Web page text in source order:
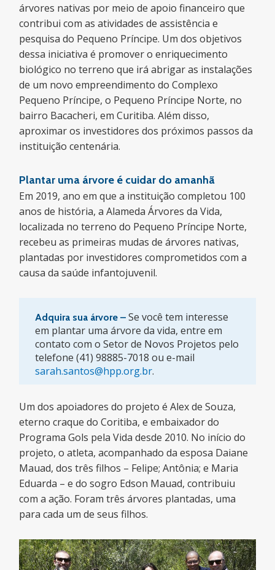
árvores nativas por meio de apoio financeiro que
contribui com as atividades de assistência e
pesquisa do Pequeno Príncipe. Um dos objetivos
dessa iniciativa é promover o enriquecimento
biológico no terreno que irá abrigar as instalações
de um novo empreendimento do Complexo
Pequeno Príncipe, o Pequeno Príncipe Norte, no
bairro Bacacheri, em Curitiba. Além disso,
aproximar os investidores dos próximos passos da
instituição centenária.
Plantar uma árvore é cuidar do amanhã
Em 2019, ano em que a instituição completou 100
anos de história, a Alameda Árvores da Vida,
localizada no terreno do Pequeno Príncipe Norte,
recebeu as primeiras mudas de árvores nativas,
plantadas por investidores comprometidos com a
causa da saúde infantojuvenil.
Adquira sua árvore – Se você tem interesse
em plantar uma árvore da vida, entre em
contato com o Setor de Novos Projetos pelo
telefone (41) 98885-7018 ou e-mail
sarah.santos@hpp.org.br.
Um dos apoiadores do projeto é Alex de Souza,
eterno craque do Coritiba, e embaixador do
Programa Gols pela Vida desde 2010. No início do
projeto, o atleta, acompanhado da esposa Daiane
Mauad, dos três filhos – Felipe; Antônia; e Maria
Eduarda – e do sogro Edson Mauad, contribuiu
com a ação. Foram três árvores plantadas, uma
para cada um de seus filhos.